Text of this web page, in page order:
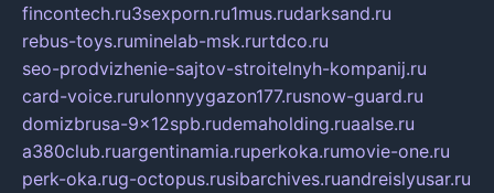
fincontech.ru3sexporn.ru1mus.rudarksand.ru
rebus-toys.ruminelab-msk.rurtdco.ru
seo-prodvizhenie-sajtov-stroitelnyh-kompanij.ru
card-voice.rurulonnyygazon177.rusnow-guard.ru
domizbrusa-9x12spb.rudemaholding.ruaalse.ru
a380club.ruargentinamia.ruperkoka.rumovie-one.ru
perk-oka.rug-octopus.rusibarchives.ruandreislyusar.ru